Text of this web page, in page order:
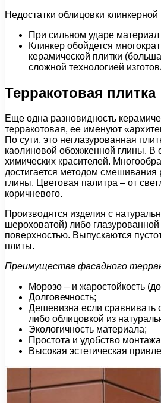
Недостатки облицовки клинкерной
При сильном ударе материал
Клинкер обойдется
керамической плитки
сложной технологией
Терракотовая плитка
Еще одна разновидность
терракотовая, ее именуют
По сути, это неглазурованная
каолиновой обожженной глины. В
химических красителей.
достигается методом смешивания
глины. Цветовая палитра – от
коричневого.
Производятся изделия с
шероховатой) либо глазурованной
поверхностью. Выпускаются
плиты.
Преимущества фасадного
Морозо – и жаростойкость
Долговечность;
Дешевизна если сравнивать
либо облицовкой из
Экологичность материала;
Простота и удобство
Высокая эстетическая